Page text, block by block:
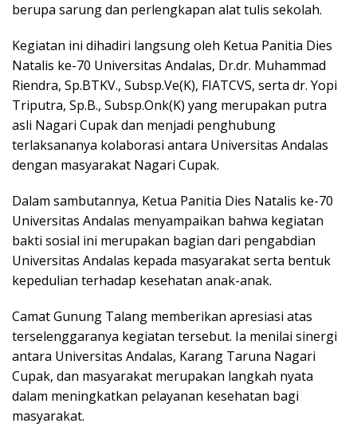
berupa sarung dan perlengkapan alat tulis sekolah.
Kegiatan ini dihadiri langsung oleh Ketua Panitia Dies
Natalis ke-70 Universitas Andalas, Dr.dr. Muhammad
Riendra, Sp.BTKV., Subsp.Ve(K), FIATCVS, serta dr. Yopi
Triputra, Sp.B., Subsp.Onk(K) yang merupakan putra
asli Nagari Cupak dan menjadi penghubung
terlaksananya kolaborasi antara Universitas Andalas
dengan masyarakat Nagari Cupak.
Dalam sambutannya, Ketua Panitia Dies Natalis ke-70
Universitas Andalas menyampaikan bahwa kegiatan
bakti sosial ini merupakan bagian dari pengabdian
Universitas Andalas kepada masyarakat serta bentuk
kepedulian terhadap kesehatan anak-anak.
Camat Gunung Talang memberikan apresiasi atas
terselenggaranya kegiatan tersebut. Ia menilai sinergi
antara Universitas Andalas, Karang Taruna Nagari
Cupak, dan masyarakat merupakan langkah nyata
dalam meningkatkan pelayanan kesehatan bagi
masyarakat.